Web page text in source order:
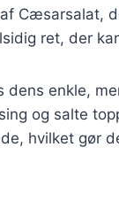
Cæsarsalat,
ret, der
enkle,
og salte
hvilket gør